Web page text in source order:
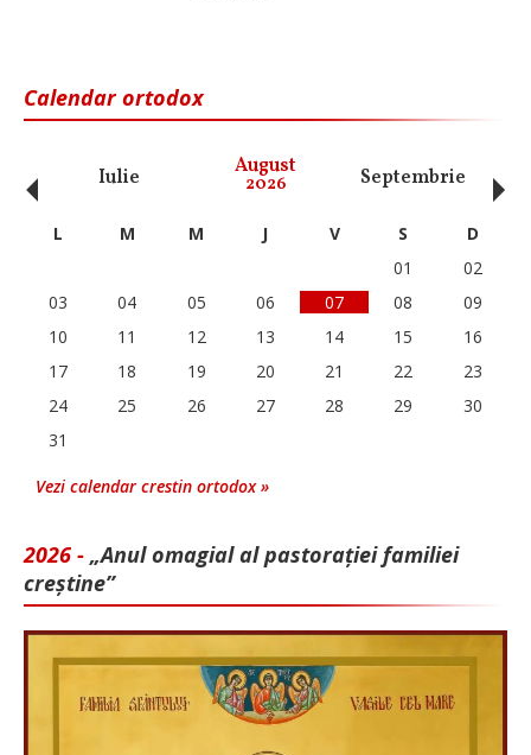
Calendar ortodox
Iulie August
2026 Septembrie
‹ L M M J V S
D
01
02
03
04 05 06 07 08
09
10
11 12 13 14 15
16
17
18 19 20 21 22
23
24
25 26 27 28 29
30
31
Vezi calendar crestin ortodox »
2026 - „Anul omagial al pastorației familiei
creștine”